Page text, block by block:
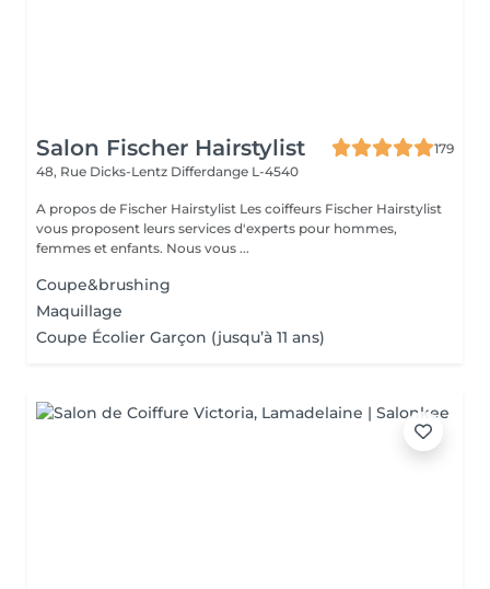
Salon Fischer Hairstylist
179
48, Rue Dicks-Lentz Differdange L-4540
A propos de Fischer Hairstylist Les coiffeurs Fischer Hairstylist
vous proposent leurs services d'experts pour hommes,
femmes et enfants. Nous vous ...
Coupe&brushing
Maquillage
Coupe Écolier Garçon (jusqu’à 11 ans)